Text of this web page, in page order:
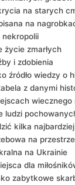
na starych
na
życie zmarłych
i zdobienia
źródło wiedzy o
z ⁣danymi
wiecznego
ludzi⁣
kilka
​na
na Ukrainie
dla
zabytkowe